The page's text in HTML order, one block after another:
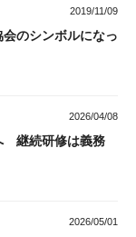
2019/11/09
のシンボルになっ
2026/04/08
継続研修は義務
2026/05/01